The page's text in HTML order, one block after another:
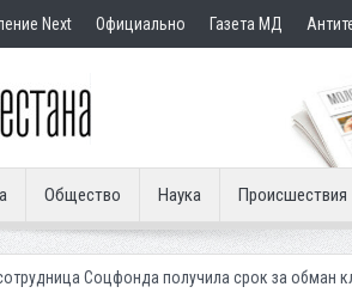
Next Официально Газета МД
Общество Наука Происшествия
получила срок за обман клиентов